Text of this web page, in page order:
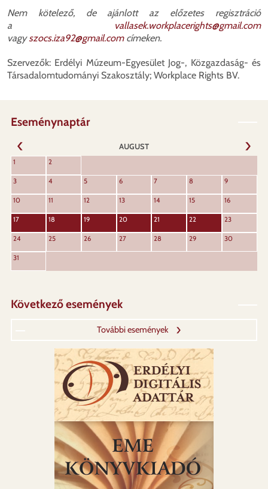
Nem kötelező, de ajánlott az előzetes regisztráció
a
vallasek.workplacerights@gmail.com
vagyszocs.iza92@gmail.comcímeken.
Szervezők: Erdélyi Múzeum-Egyesület Jog-, Közgazdaság- és
Társadalomtudományi Szakosztály; Workplace Rights BV.
Eseménynaptár
PREVIOUS
AUGUST
1 2
3 4 5 6 7 8 9
10 11 12 13 14 15 16
17 18 19 20 21 22 23
24 25 26 27 28 29 30
31
Következő események
További események